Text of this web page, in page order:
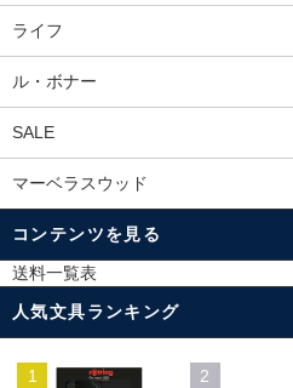
ライフ
ル・ボナー
SALE
マーベラスウッド
コンテンツを見る
送料一覧表
人気文具ランキング
1 2